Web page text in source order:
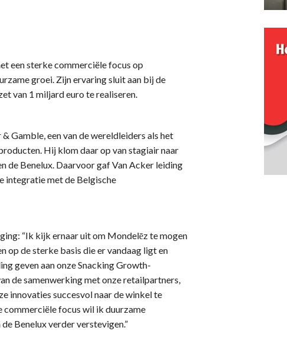
een sterke commerciële focus op
groei. Zijn ervaring sluit aan bij de
van 1 miljard euro te realiseren.
Gamble, een van de wereldleiders als het
Hij klom daar op van stagiair naar
de Benelux. Daarvoor gaf Van Acker leiding
integratie met de Belgische
“Ik kijk ernaar uit om Mondelēz te mogen
op de sterke basis die er vandaag ligt en
geven aan onze Snacking Growth-
de samenwerking met onze retailpartners,
innovaties succesvol naar de winkel te
commerciële focus wil ik duurzame
Benelux verder verstevigen.”